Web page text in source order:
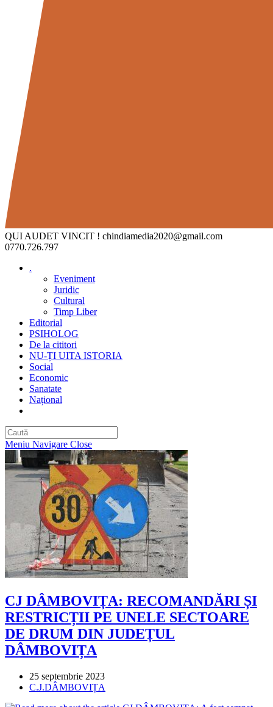
QUI AUDET VINCIT ! chindiamedia2020@gmail.com
0770.726.797
.
Eveniment
Juridic
Cultural
Timp Liber
Editorial
PSIHOLOG
De la cititori
NU-ȚI UITA ISTORIA
Social
Economic
Sanatate
Național
Meniu Navigare Close
CJ DÂMBOVIȚA: RECOMANDĂRI ȘI
RESTRICȚII PE UNELE SECTOARE
DE DRUM DIN JUDEȚUL
DÂMBOVIȚA
Post
published:
25 septembrie 2023
Post
C.J.DÂMBOVIȚA